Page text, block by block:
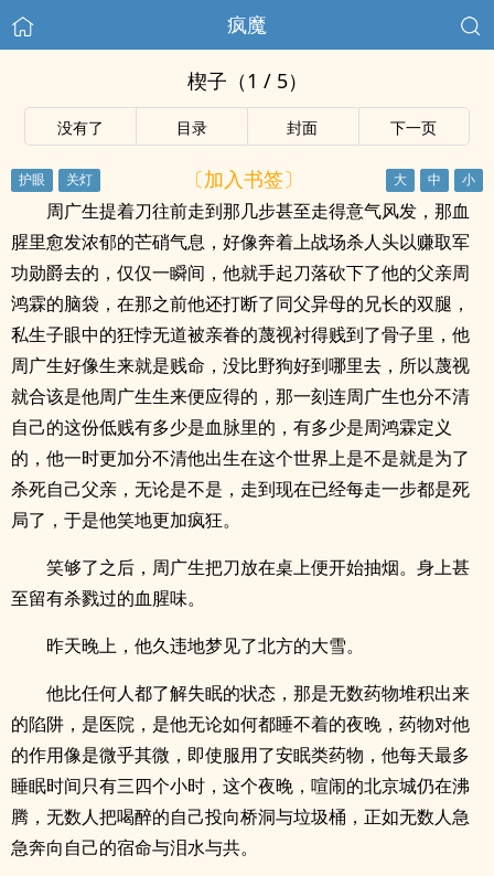
疯魔
楔子（1 / 5）
没有了 目录 封面 下一页
〔加入书签〕
周广生提着刀往前走到那几步甚至走得意气风发，那血
腥里愈发浓郁的芒硝气息，好像奔着上战场杀人头以赚取军
功勋爵去的，仅仅一瞬间，他就手起刀落砍下了他的父亲周
鸿霖的脑袋，在那之前他还打断了同父异母的兄长的双腿，
私生子眼中的狂悖无道被亲眷的蔑视衬得贱到了骨子里，他
周广生好像生来就是贱命，没比野狗好到哪里去，所以蔑视
就合该是他周广生生来便应得的，那一刻连周广生也分不清
自己的这份低贱有多少是血脉里的，有多少是周鸿霖定义
的，他一时更加分不清他出生在这个世界上是不是就是为了
杀死自己父亲，无论是不是，走到现在已经每走一步都是死
局了，于是他笑地更加疯狂。
笑够了之后，周广生把刀放在桌上便开始抽烟。身上甚
至留有杀戮过的血腥味。
昨天晚上，他久违地梦见了北方的大雪。
他比任何人都了解失眠的状态，那是无数药物堆积出来
的陷阱，是医院，是他无论如何都睡不着的夜晚，药物对他
的作用像是微乎其微，即使服用了安眠类药物，他每天最多
睡眠时间只有三四个小时，这个夜晚，喧闹的北京城仍在沸
腾，无数人把喝醉的自己投向桥洞与垃圾桶，正如无数人急
急奔向自己的宿命与泪水与共。